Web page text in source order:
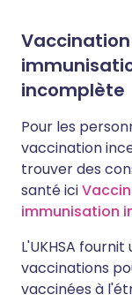
incomplète
Pour les
vaccination
trouver des
santé ici
immunisation
L'UKHSA
vaccinations
vaccinées à